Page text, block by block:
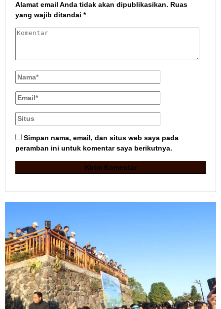
Alamat email Anda tidak akan dipublikasikan. Ruas
yang wajib ditandai *
Simpan nama, email, dan situs web saya pada
peramban ini untuk komentar saya berikutnya.